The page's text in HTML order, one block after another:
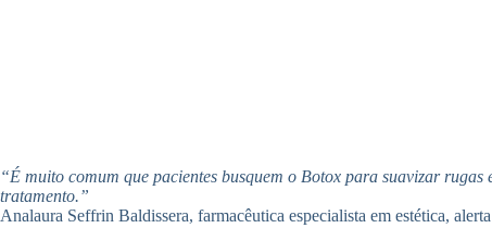
“É muito comum que pacientes busquem o Botox para suavizar
tratamento.”
Analaura Seffrin Baldissera, farmacêutica especialista em estética,